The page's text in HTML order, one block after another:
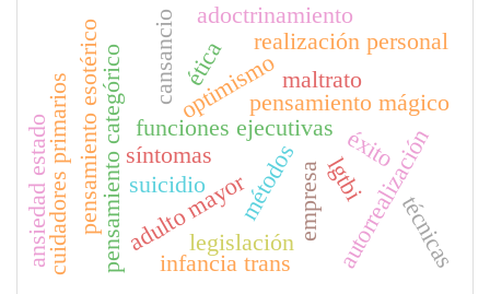
funciones ejecutivas
pensamiento categórico empresa
éxito
autorrealización
optimismo
pensamiento esotérico adulto mayor
pensamiento mágico
síntomas
cuidadores primarios
ansiedad estado
maltrato
métodos
realización personal
cansancio
suicidio
legislación
adoctrinamiento
infancia trans
lgtbi
técnicas
ética